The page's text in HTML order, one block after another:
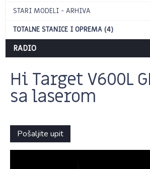
STARI MODELI - ARHIVA
TOTALNE STANICE I OPREMA (4)
RADIO
Hi Target V600L
sa laserom
Pošaljite upit